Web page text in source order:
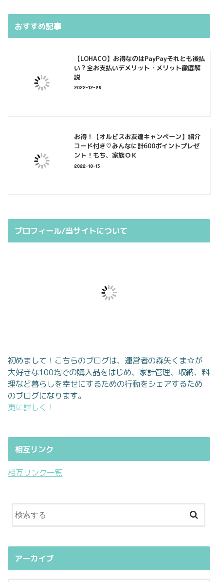
おすすめ記事
【LOHACO】お得なのはPayPayそれとも後払
い？全お支払いデメリット・メリット徹底解
説
2022-12-28
お得！【オルビスお友達キャンペーン】紹介
コード付き♡みんなに計600ポイントプレゼ
ント！もち、家族ＯＫ
2022-10-13
プロフィール/当サイトについて
初めまして！こちらのブログは、運営者の森矢くま☆が
大好きな100均での購入品をはじめ、家計管理、収納、料
理など暮らしを幸せにするための行動をシェアするため
のブログになります。
更に詳しく！
相互リンク
相互リンク一覧
アーカイブ